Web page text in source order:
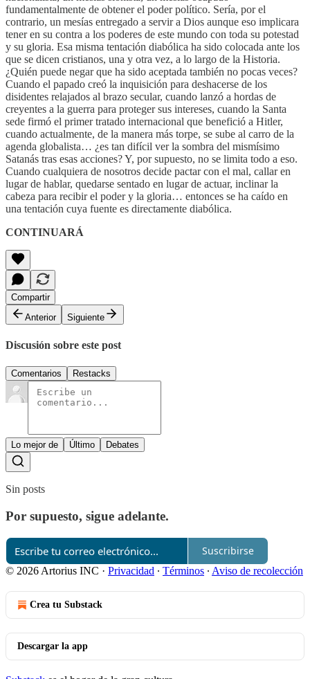
fundamentalmente de obtener el poder político. Sería, por el
contrario, un mesías entregado a servir a Dios aunque eso implicara
tener en su contra a los poderes de este mundo con toda su potestad
y su gloria. Esa misma tentación diabólica ha sido colocada ante los
que se dicen cristianos, una y otra vez, a lo largo de la Historia.
¿Quién puede negar que ha sido aceptada también no pocas veces?
Cuando el papado creó la inquisición para deshacerse de los
disidentes relajados al brazo secular, cuando lanzó a hordas de
creyentes a la guerra para proteger sus intereses, cuando la Santa
sede firmó el primer tratado internacional que benefició a Hitler,
cuando actualmente, de la manera más torpe, se sube al carro de la
agenda globalista… ¿es tan difícil ver la sombra del mismísimo
Satanás tras esas acciones? Y, por supuesto, no se limita todo a eso.
Cuando cualquiera de nosotros decide pactar con el mal, callar en
lugar de hablar, quedarse sentado en lugar de actuar, inclinar la
cabeza para recibir el poder y la gloria… entonces se ha caído en
una tentación cuya fuente es directamente diabólica.
CONTINUARÁ
Compartir
Anterior
Siguiente
Discusión sobre este post
Comentarios Restacks
Lo mejor de Último Debates
Sin posts
Por supuesto, sigue adelante.
Suscribirse
© 2026 Artorius INC · Privacidad ∙ Términos ∙ Aviso de recolección
Crea tu Substack
Descargar la app